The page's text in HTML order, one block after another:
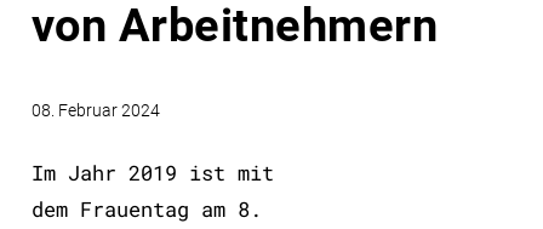
von Arbeit­nehmern
08. Februar 2024
Im Jahr 2019 ist mit
dem Frauentag am 8.